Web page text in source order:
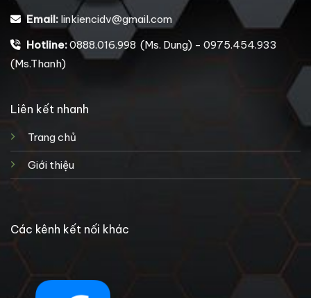
Email: linkiencidv@gmail.com
Hotline:0888.016.998 (Ms. Dung) - 0975.454.933
(Ms.Thanh)
Liên kết nhanh
Trang chủ
Giới thiệu
Các kênh kết nối khác